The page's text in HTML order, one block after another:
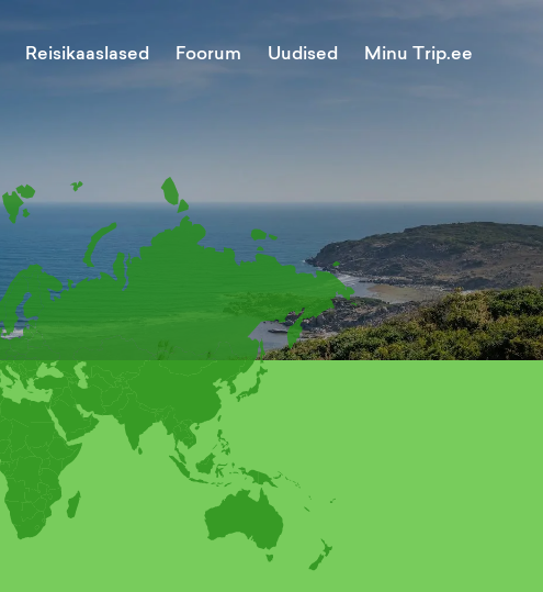
Reisikaaslased Foorum Uudised Minu Trip.ee